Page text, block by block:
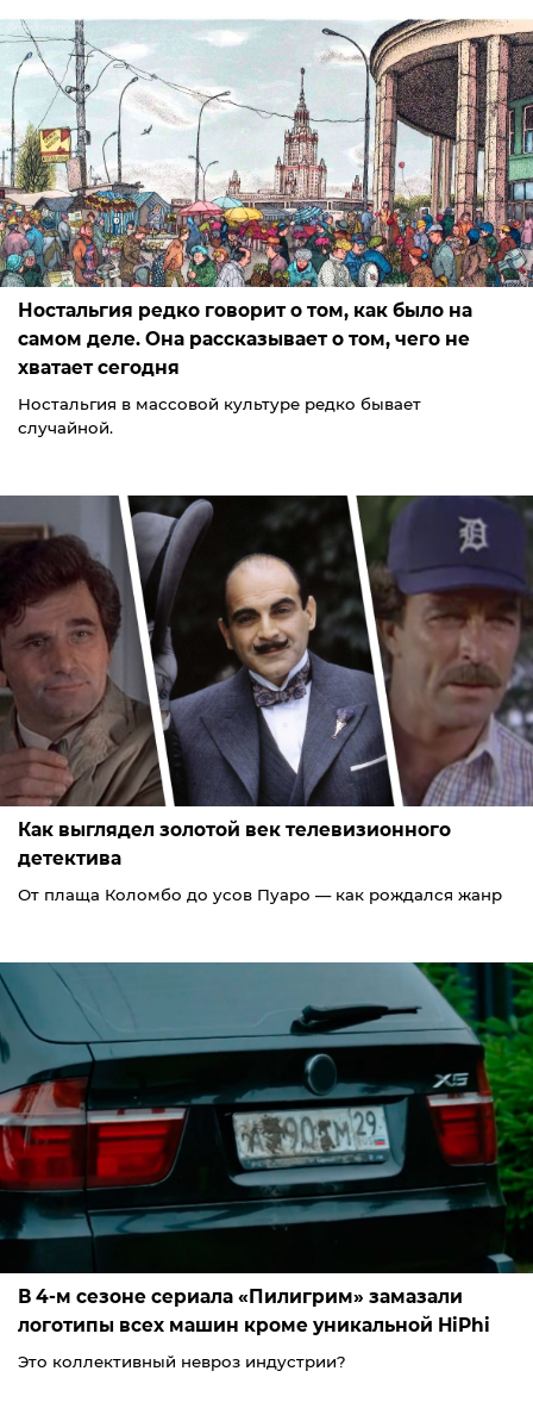
Ностальгия редко говорит о том, как было на
самом деле. Она рассказывает о том, чего не
хватает сегодня
Ностальгия в массовой культуре редко бывает
случайной.
Как выглядел золотой век телевизионного
детектива
От плаща Коломбо до усов Пуаро — как рождался жанр
В 4-м сезоне сериала «Пилигрим» замазали
логотипы всех машин кроме уникальной HiPhi
Это коллективный невроз индустрии?